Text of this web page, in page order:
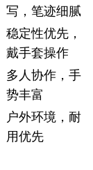
写，笔迹细腻
稳定性优先，
戴手套操作
多人协作，手
势丰富
户外环境，耐
用优先